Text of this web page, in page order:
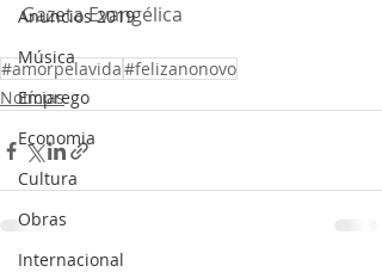
Anuncios 2019
Música
Emprego
Economia
Cultura
Obras
Internacional
Gazeta Evangélica
#amorpelavida#felizanonovo
Notícias